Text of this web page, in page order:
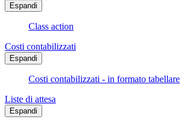
Espandi
Class action
Costi contabilizzati
Espandi
Costi contabilizzati - in formato tabellare
Liste di attesa
Espandi